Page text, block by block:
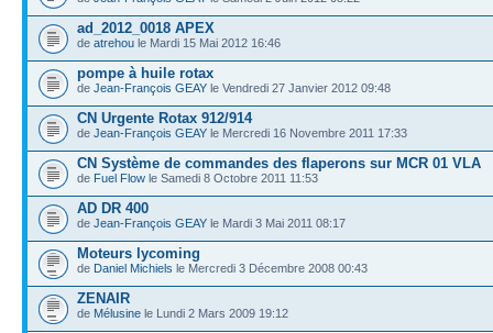
ad_2012_0018 APEX
de atrehou le Mardi 15 Mai 2012 16:46
pompe à huile rotax
de Jean-François GEAY le Vendredi 27 Janvier 2012 09:48
CN Urgente Rotax 912/914
de Jean-François GEAY le Mercredi 16 Novembre 2011 17:33
CN Système de commandes des flaperons sur MCR 01 VLA
de Fuel Flow le Samedi 8 Octobre 2011 11:53
AD DR 400
de Jean-François GEAY le Mardi 3 Mai 2011 08:17
Moteurs lycoming
de Daniel Michiels le Mercredi 3 Décembre 2008 00:43
ZENAIR
de Mélusine le Lundi 2 Mars 2009 19:12